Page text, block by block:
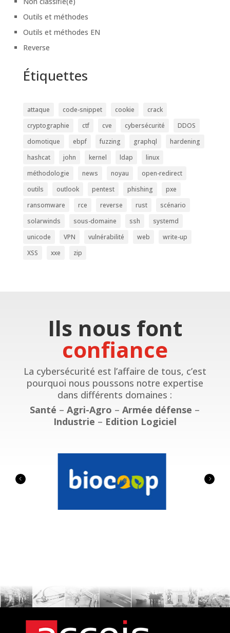
Outils et méthodes
Outils et méthodes EN
Reverse
Étiquettes
attaque code-snippet cookie
crack
cryptographie
ctf cve cybersécurité
DDOS
domotique
ebpf fuzzing graphql
hardening
hashcat
john kernel ldap
linux
méthodologie
news noyau
open-redirect
outils
outlook pentest phishing
pxe
ransomware
rce reverse rust
scénario
solarwinds
sous-domaine ssh
systemd
unicode
VPN vulnérabilité web
write-up
XSS
xxe zip
Ils nous font
confiance
La cybersécurité est l’affaire de tous, c’est
pourquoi nous poussons notre expertise
dans différents domaines :
Santé –Agri-Agro –Armée défense –
Industrie – Edition Logiciel